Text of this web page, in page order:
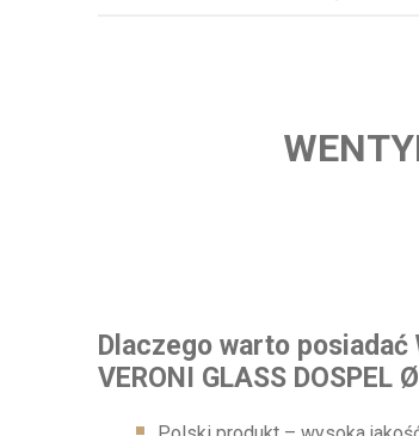
Dlaczego warto posiadać
VERONI GLASS DOSPEL